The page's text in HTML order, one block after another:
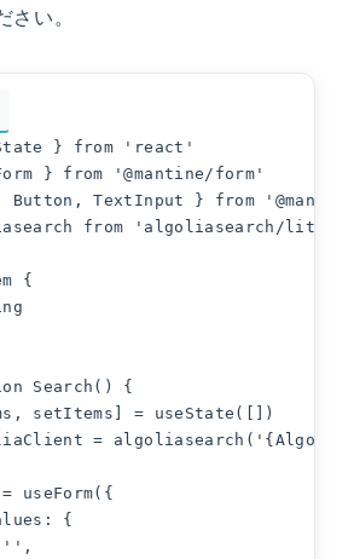
い。
} from 'react'
} from '@mantine/form'
Button, TextInput } from
from 'algoliasearch/lite'
{
Search() {
setItems] = useState([])
= algoliasearch('{Algolia
useForm({
{